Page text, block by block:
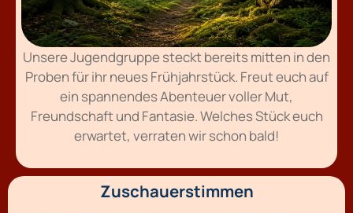
Unsere Jugendgruppe steckt bereits mitten in den
Proben für ihr neues Frühjahrstück. Freut euch auf
ein spannendes Abenteuer voller Mut,
Freundschaft und Fantasie. Welches Stück euch
erwartet, verraten wir schon bald!
Zuschauerstimmen